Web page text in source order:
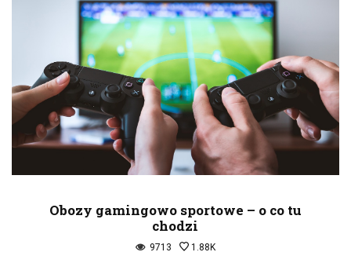
Obozy gamingowo sportowe – o co tu
chodzi
9713 1.88K